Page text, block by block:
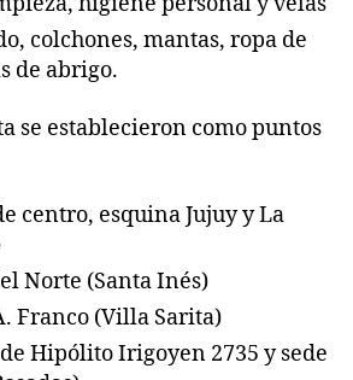
colchones, mantas, ropa de
de abrigo.
se establecieron como puntos
centro, esquina Jujuy y La
Norte (Santa Inés)
Franco (Villa Sarita)
Hipólito Irigoyen 2735 y sede